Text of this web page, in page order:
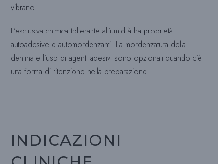
vibrano.
L’esclusiva chimica tollerante all’umidità ha proprietà
autoadesive e automordenzanti. La mordenzatura della
dentina e l’uso di agenti adesivi sono opzionali quando c’è
una forma di ritenzione nella preparazione.
INDICAZIONI